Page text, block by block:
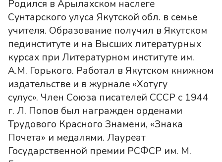
Родился в Арылахском наслеге
Сунтарского улуса Якутской обл. в семье
учителя. Образование получил в Якутском
пединституте и на Высших литературных
курсах при Литературном институте им.
А.М. Горького. Работал в Якутском книжном
издательстве и в журнале «Хотугу
сулус». Член Союза писателей СССР с 1944
г. Л. Попов был награжден орденами
Трудового Красного Знамени, «Знака
Почета» и медалями. Лауреат
Государственной премии РСФСР им. М.